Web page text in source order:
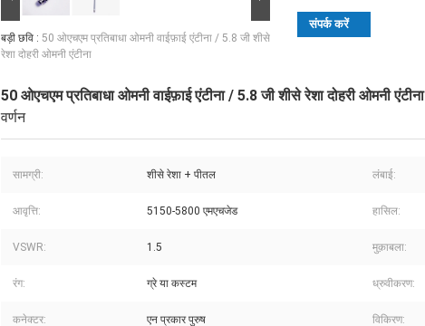
बड़ी छवि : 50 ओएचएम प्रतिबाधा ओमनी वाईफ़ाई एंटीना / 5.8 जी शीसे
रेशा दोहरी ओमनी एंटीना
संपर्क करें
50 ओएचएम प्रतिबाधा ओमनी वाईफ़ाई एंटीना / 5.8 जी शीसे रेशा दोहरी ओमनी एंटीना
वर्णन
सामग्री: शीसे रेशा + पीतल लंबाई:
आवृत्ति: 5150-5800 एमएचजेड हासिल:
VSWR: 1.5 मुक़ाबला:
रंग: ग्रे या कस्टम ध्रुवीकरण:
कनेक्टर: एन प्रकार पुरुष विकिरण: